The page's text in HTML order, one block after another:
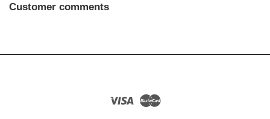
Customer comments
Visa